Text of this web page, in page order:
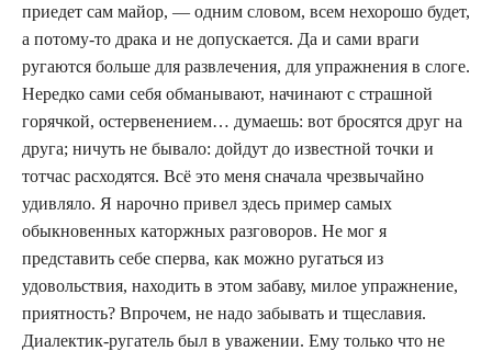
приедет сам майор, — одним словом, всем нехорошо будет,
а потому-то драка и не допускается. Да и сами враги
ругаются больше для развлечения, для упражнения в слоге.
Нередко сами себя обманывают, начинают с страшной
горячкой, остервенением… думаешь: вот бросятся друг на
друга; ничуть не бывало: дойдут до известной точки и
тотчас расходятся. Всё это меня сначала чрезвычайно
удивляло. Я нарочно привел здесь пример самых
обыкновенных каторжных разговоров. Не мог я
представить себе сперва, как можно ругаться из
удовольствия, находить в этом забаву, милое упражнение,
приятность? Впрочем, не надо забывать и тщеславия.
Диалектик-ругатель был в уважении. Ему только что не